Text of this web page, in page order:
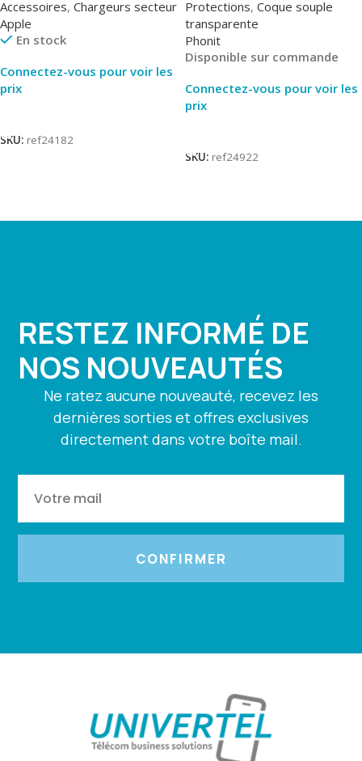
Accessoires, Chargeurs secteur
Apple
En stock
Connectez-vous pour voir les
prix
SKU: ref24182
Protections, Coque souple
transparente
Phonit
Disponible sur commande
Connectez-vous pour voir les
prix
SKU: ref24922
RESTEZ INFORMÉ DE
NOS NOUVEAUTÉS
Ne ratez aucune nouveauté, recevez les
dernières sorties et offres exclusives
directement dans votre boîte mail.
CONFIRMER